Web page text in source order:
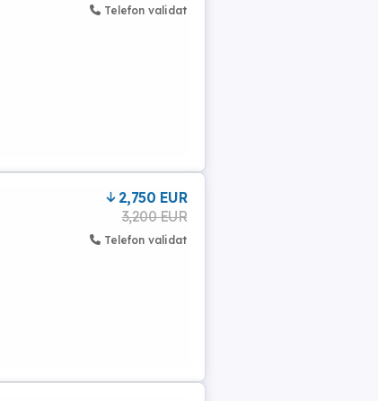
Telefon validat
2,750 EUR
3,200 EUR
Telefon validat